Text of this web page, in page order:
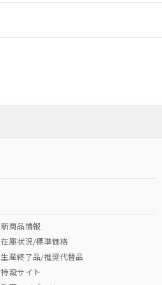
ダウンロ
Cr(VI)
新商品情報
在庫状況/標準価格
生産終了品/推奨代替品
特設サイト